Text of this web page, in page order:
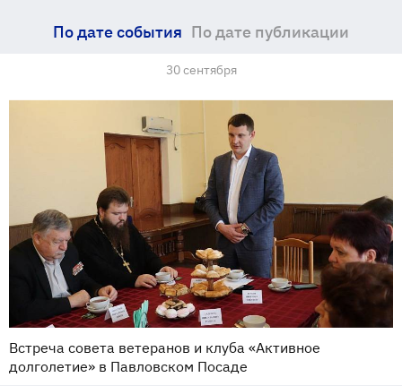
По дате события По дате публикации
30 сентября
Встреча совета ветеранов и клуба «Активное
долголетие» в Павловском Посаде